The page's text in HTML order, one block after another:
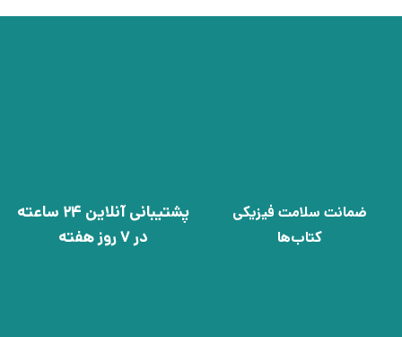
ضمانت سلامت فیزیکی
کتاب‌ها
پشتیبانی آنلاین 24 ساعته
در 7 روز هفته